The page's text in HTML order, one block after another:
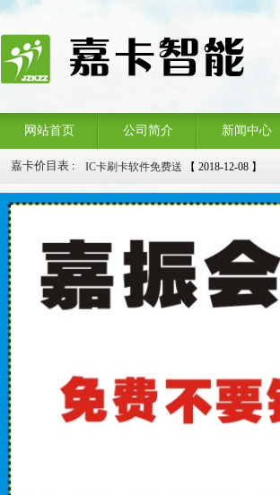
网站首页 公司简介 新闻中心
嘉卡价目表: